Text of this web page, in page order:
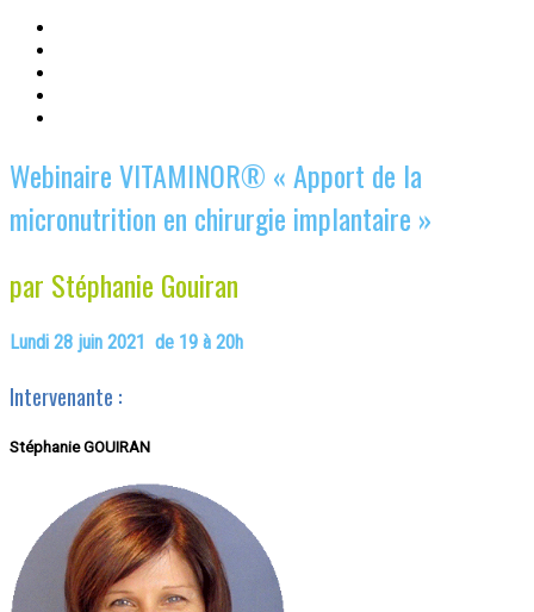
Webinaire VITAMINOR® « Apport de la
micronutrition en chirurgie implantaire »
par Stéphanie Gouiran
Lundi 28 juin 2021 de 19 à 20h
Intervenante :
Stéphanie GOUIRAN